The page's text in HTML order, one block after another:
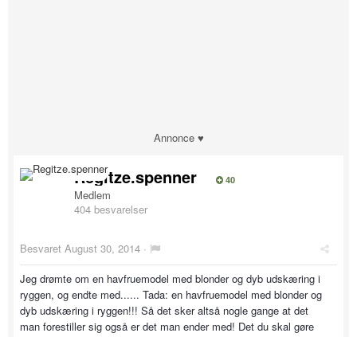
Annonce ♥
Regitze.spenner 40
Medlem
404 besvarelser
Besvaret August 30, 2014 ·
Jeg drømte om en havfruemodel med blonder og dyb udskæring i
ryggen, og endte med...... Tada: en havfruemodel med blonder og
dyb udskæring i ryggen!!! Så det sker altså nogle gange at det
man forestiller sig også er det man ender med! Det du skal gøre